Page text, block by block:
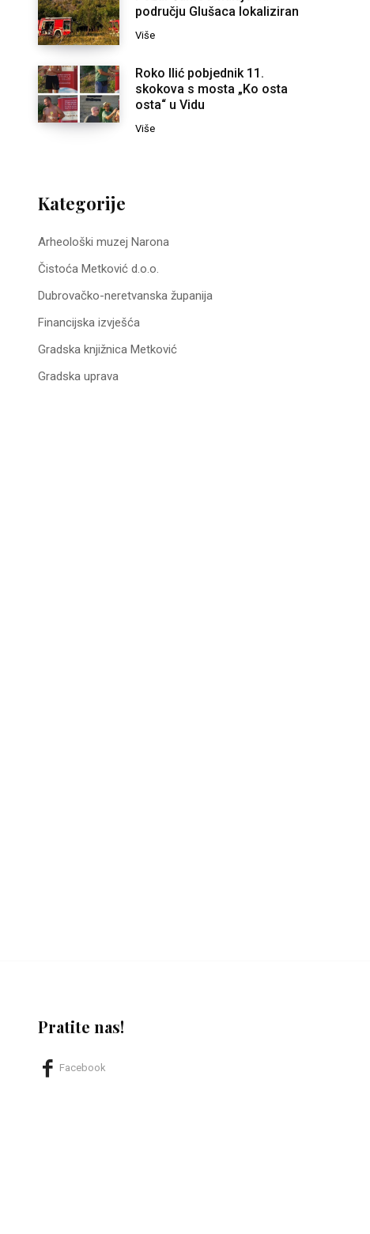
području Glušaca lokaliziran
Više
Roko Ilić pobjednik 11.
skokova s mosta „Ko osta
osta“ u Vidu
Više
Kategorije
Arheološki muzej Narona
Čistoća Metković d.o.o.
Dubrovačko-neretvanska županija
Financijska izvješća
Gradska knjižnica Metković
Gradska uprava
Pratite nas!
Facebook